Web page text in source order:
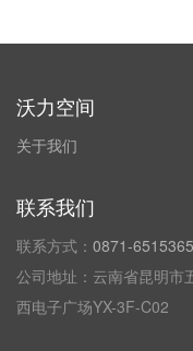
沃力空间
关于我们
联系我们
联系方式： 0871-
公司地址：云南省昆明市
西电子广场YX-3F-C02